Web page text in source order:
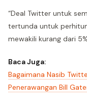
“Deal Twitter untuk
tertunda untuk
mewakili kurang dari
Baca Juga:
Bagaimana Nasib
Penerawangan Bill